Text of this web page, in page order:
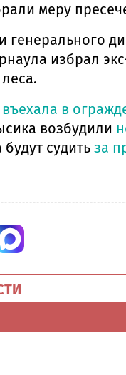
меру
генерального
избрал
въехала в
возбудили
судить за